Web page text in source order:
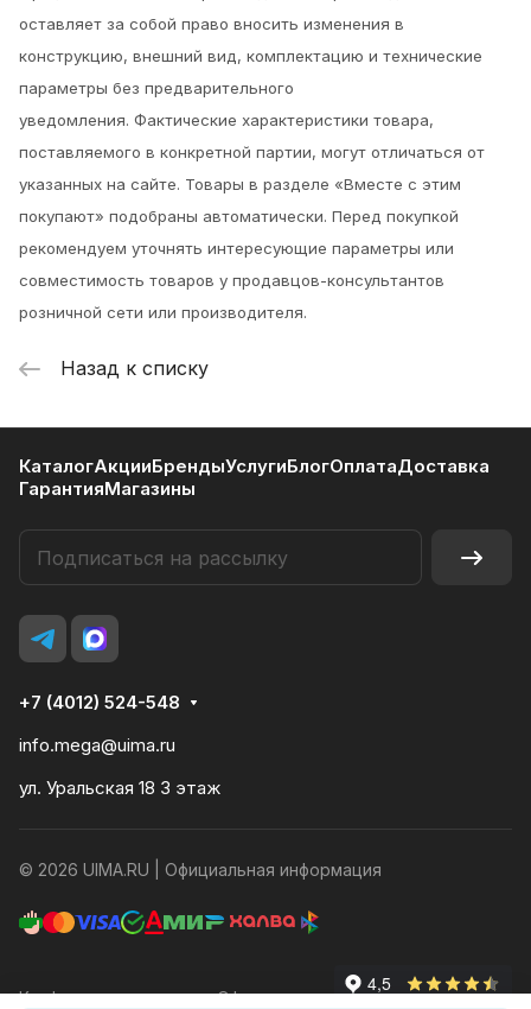
оставляет за собой право вносить изменения в
конструкцию, внешний вид, комплектацию и технические
параметры без предварительного
уведомления. Фактические характеристики товара,
поставляемого в конкретной партии, могут отличаться от
указанных на сайте. Товары в разделе «Вместе с этим
покупают» подобраны автоматически. Перед покупкой
рекомендуем уточнять интересующие параметры или
совместимость товаров у продавцов-консультантов
розничной сети или производителя.
Назад к списку
КаталогАкцииБрендыУслугиБлогОплатаДоставка
ГарантияМагазины
+7 (4012) 524-548
info.mega@uima.ru
ул. Уральская 18 3 этаж
© 2026 UIMA.RU | Официальная информация
Конфиденциальность Оферта